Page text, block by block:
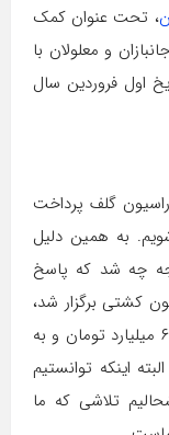
، تحت عنوان کمک
و معلولان با
اول فروردین سال
گلف پرداخت
به همین دلیل
چه شد که پاسخ
کشتی برگزار شد،
وزارت ورزش بخشی از این پول را به روایتی ۶ میلیارد تومان و به
البته اینکه توانستیم
تلاشی که ما